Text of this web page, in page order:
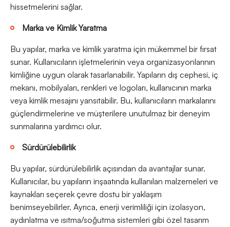
hissetmelerini sağlar.
Marka ve Kimlik Yaratma
Bu yapılar, marka ve kimlik yaratma için mükemmel bir fırsat
sunar. Kullanıcıların işletmelerinin veya organizasyonlarının
kimliğine uygun olarak tasarlanabilir. Yapıların dış cephesi, iç
mekanı, mobilyaları, renkleri ve logoları, kullanıcının marka
veya kimlik mesajını yansıtabilir. Bu, kullanıcıların markalarını
güçlendirmelerine ve müşterilere unutulmaz bir deneyim
sunmalarına yardımcı olur.
Sürdürülebilirlik
Bu yapılar, sürdürülebilirlik açısından da avantajlar sunar.
Kullanıcılar, bu yapıların inşaatında kullanılan malzemeleri ve
kaynakları seçerek çevre dostu bir yaklaşım
benimseyebilirler. Ayrıca, enerji verimliliği için izolasyon,
aydınlatma ve ısıtma/soğutma sistemleri gibi özel tasarım